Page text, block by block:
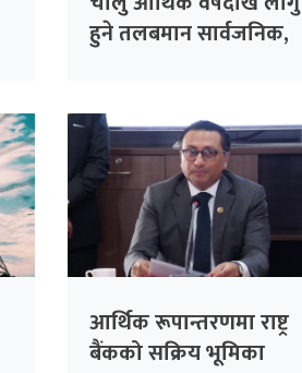
हुने तलबमान सार्वजनिक,
आर्थिक रूपान्तरणमा राष्ट्र
बैंकको सक्रिय भूमिका